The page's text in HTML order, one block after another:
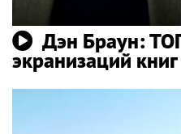
Дэн Браун:
экранизаций книг